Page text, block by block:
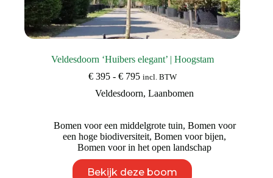
Veldesdoorn ‘Huibers elegant’ | Hoogstam
€395 - €795Prijsklasse:
tot
incl. BTW
Veldesdoorn,Laanbomen
Bomen voor een middelgrote tuin, Bomen voor
een hoge biodiversiteit,Bomen voor bijen,
Bomen voor in het open landschap
Bekijk deze boom
product